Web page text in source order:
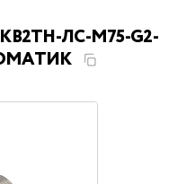
ЛС-М75-G2-